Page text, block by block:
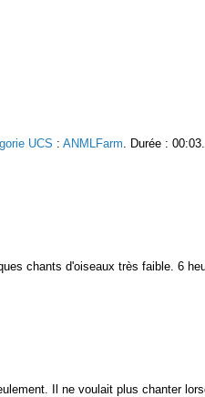
UCS : ANMLFarm . Durée : 00:03.
chants d'oiseaux très faible. 6
Il ne voulait plus chanter